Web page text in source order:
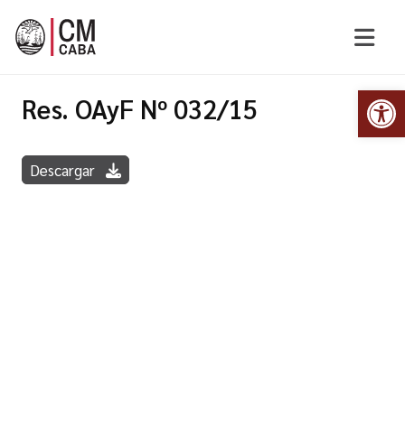
Res. OAyF Nº 032/15
Descargar